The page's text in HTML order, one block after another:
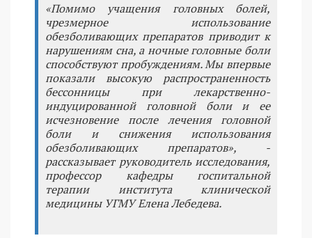
«Помимо учащения головных болей,
чрезмерное использование
обезболивающих препаратов приводит к
нарушениям сна, а ночные головные боли
способствуют пробуждениям. Мы впервые
показали высокую распространенность
бессонницы при лекарственно-
индуцированной головной боли и ее
исчезновение после лечения головной
боли и снижения использования
обезболивающих препаратов», -
рассказывает руководитель исследования,
профессор кафедры госпитальной
терапии института клинической
медицины УГМУ Елена Лебедева.